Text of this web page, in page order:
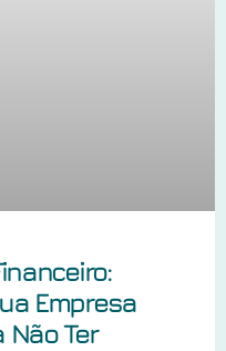
Empresa
Não Ter